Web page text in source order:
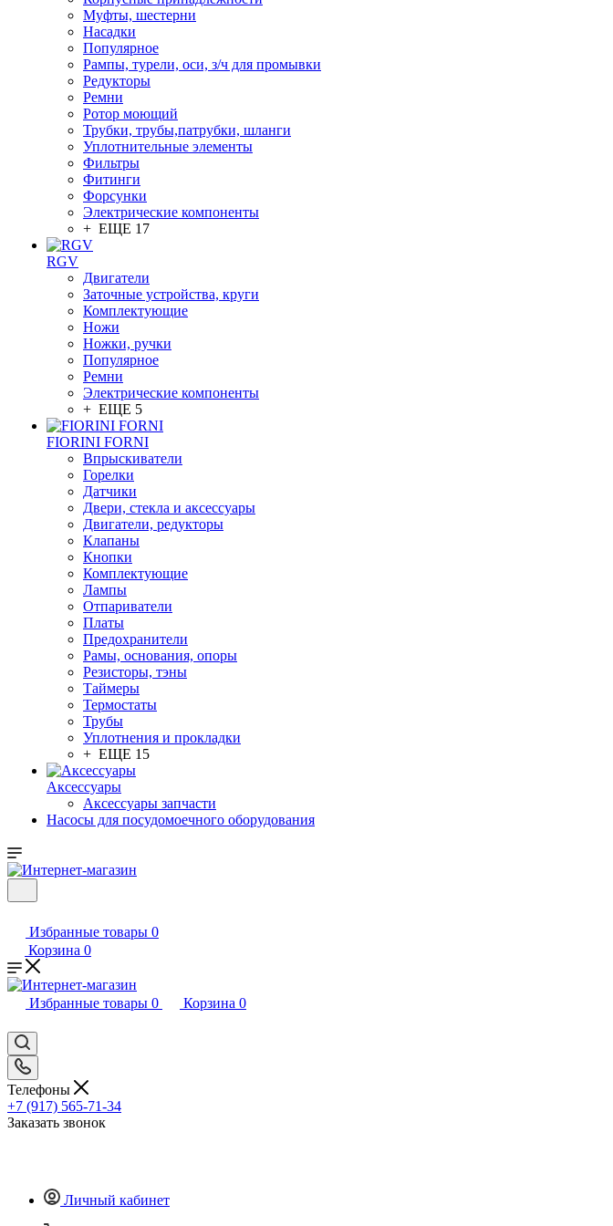
Муфты, шестерни
Насадки
Популярное
Рампы, турели, оси, з/ч для промывки
Редукторы
Ремни
Ротор моющий
Трубки, трубы,патрубки, шланги
Уплотнительные элементы
Фильтры
Фитинги
Форсунки
Электрические компоненты
+ ЕЩЕ 17
RGV
Двигатели
Заточные устройства, круги
Комплектующие
Ножи
Ножки, ручки
Популярное
Ремни
Электрические компоненты
+ ЕЩЕ 5
FIORINI FORNI
Впрыскиватели
Горелки
Датчики
Двери, стекла и аксессуары
Двигатели, редукторы
Клапаны
Кнопки
Комплектующие
Лампы
Отпариватели
Платы
Предохранители
Рамы, основания, опоры
Резисторы, тэны
Таймеры
Термостаты
Трубы
Уплотнения и прокладки
+ ЕЩЕ 15
Аксессуары
Аксессуары запчасти
Насосы для посудомоечного оборудования
Избранные товары 0
Корзина 0
Избранные товары 0 Корзина 0
Телефоны
+7 (917) 565-71-34
Заказать звонок
Личный кабинет